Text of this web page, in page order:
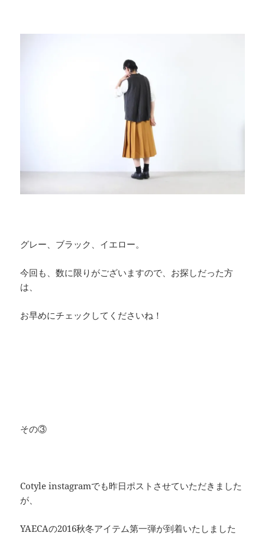
グレー、ブラック、イエロー。
今回も、数に限りがございますので、お探しだった方
は、
お早めにチェックしてくださいね！
その③
Cotyle instagramでも昨日ポストさせていただきました
が、
YAECAの2016秋冬アイテム第一弾が到着いたしました